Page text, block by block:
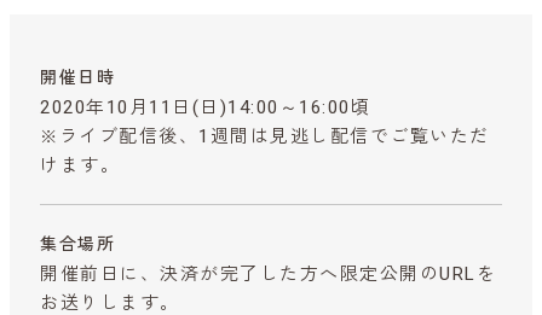
開催日時
2020年10月11日(日)14:00～16:00頃
※ライブ配信後、1週間は見逃し配信でご覧いただ
けます。
集合場所
開催前日に、決済が完了した方へ限定公開のURLを
お送りします。